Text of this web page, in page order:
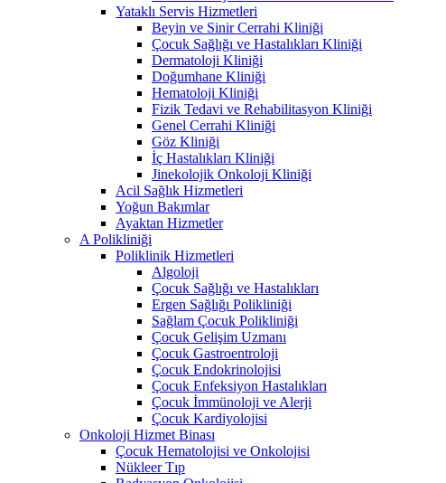
Yataklı Servis Hizmetleri
Beyin ve Sinir Cerrahi Kliniği
Çocuk Sağlığı ve Hastalıkları Kliniği
Dermatoloji Kliniği
Doğumhane Kliniği
Hematoloji Kliniği
Fizik Tedavi ve Rehabilitasyon Kliniği
Genel Cerrahi Kliniği
Göz Kliniği
İç Hastalıkları Kliniği
Jinekolojik Onkoloji Kliniği
Acil Sağlık Hizmetleri
Yoğun Bakımlar
Ayaktan Hizmetler
A Polikliniği
Poliklinik Hizmetleri
Algoloji
Çocuk Sağlığı ve Hastalıkları
Ergen Sağlığı Polikliniği
Sağlam Çocuk Polikliniği
Çocuk Gelişim Uzmanı
Çocuk Gastroentroloji
Çocuk Endokrinolojisi
Çocuk Enfeksiyon Hastalıkları
Çocuk İmmünoloji ve Alerji
Çocuk Kardiyolojisi
Onkoloji Hizmet Binası
Çocuk Hematolojisi ve Onkolojisi
Nükleer Tıp